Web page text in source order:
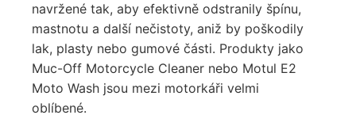
navržené tak, aby efektivně odstranily špínu,
mastnotu a další nečistoty, aniž by poškodily
lak, plasty nebo gumové části. Produkty jako
Muc-Off Motorcycle Cleaner nebo Motul E2
Moto Wash jsou mezi motorkáři velmi
oblíbené.